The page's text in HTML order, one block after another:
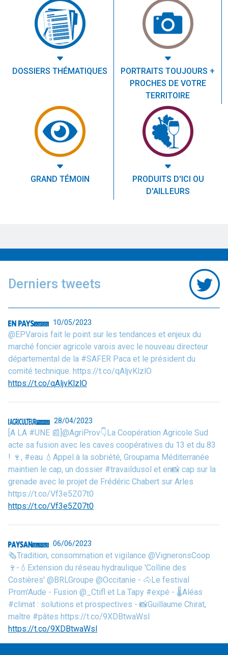
DOSSIERS THÉMATIQUES
PORTRAITS TOUJOURS +
PROCHES DE VOTRE
TERRITOIRE
GRAND TÉMOIN
PRODUITS D'ICI OU
D'AILLEURS
Derniers tweets
10/05/2023
@EPVarois fait le point sur les tendances et enjeux du
marché foncier agricole varois avec le nouveau directeur
départemental de la #SAFER Paca et le président du
comité technique. https://t.co/qAljvKlzlO
https://t.co/qAljvKlzlO
28/04/2023
[A LA #UNE 📰]@AgriProv👇La Coopération Agricole Sud
acte sa fusion avec les caves coopératives du 13 et du 83
! 🍷, #eau 💧Appel à la sobriété, Groupama Méditerranée
maintien le cap, un dossier #travaildusol et en📸 cap sur la
grenade avec le projet de Frédéric Chabert sur Arles
https://t.co/Vf3e5Z07t0
https://t.co/Vf3e5Z07t0
06/06/2023
🗞️Tradition, consommation et vigilance @VigneronsCoop
🍷-💧Extension du réseau hydraulique 'Colline des
Costières' @BRLGroupe @Occitanie - 🐴Le festival
Prom'Aude - Fusion @_Ctifl et La Tapy #expé - 🌡️Aléas
#climat : solutions et prospectives - 📸Guillaume Chirat,
maître #pâtes https://t.co/9XDBtwaWsl
https://t.co/9XDBtwaWsl